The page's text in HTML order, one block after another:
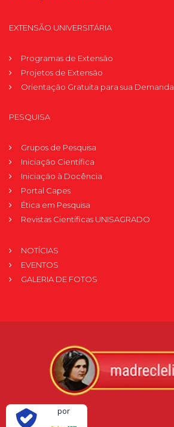
EXTENSÃO UNIVERSITÁRIA
Programas de Extensão
Projetos de Extensão
Orientação Gratuita para sua Demanda
PESQUISA
Grupos de Pesquisa
Iniciação Científica
Iniciação à Docência
Portal Capes
Ética em Pesquisa
Revistas Científicas UNISAGRADO
NOTÍCIAS
EVENTOS
GALERIA DE FOTOS
por